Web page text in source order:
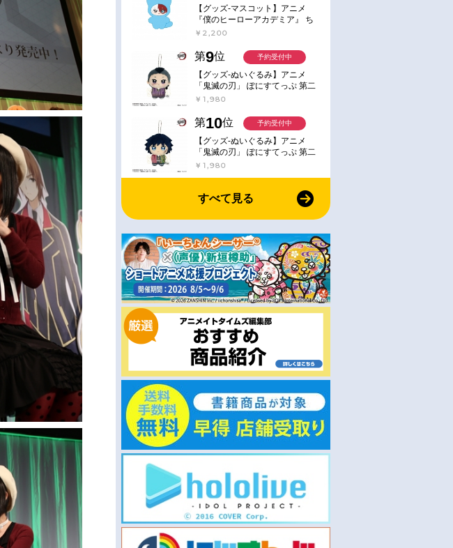
【グッズ-マスコット】アニメ
『僕のヒーローアカデミア』 ち
みけもますこっと 7.轟凍焦
￥2,200
第9位
【グッズ-ぬいぐるみ】アニメ
「鬼滅の刃」 ぽにすてっぷ 第二
弾 不死川 玄弥
￥1,980
予約受付中
第10位
【グッズ-ぬいぐるみ】アニメ
「鬼滅の刃」 ぽにすてっぷ 第二
弾 冨岡 義勇
￥1,980
予約受付中
すべて見る